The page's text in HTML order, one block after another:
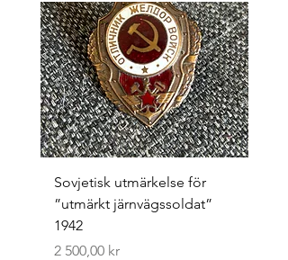
Sovjetisk utmärkelse för
”utmärkt järnvägssoldat”
1942
Pris
2 500,00 kr